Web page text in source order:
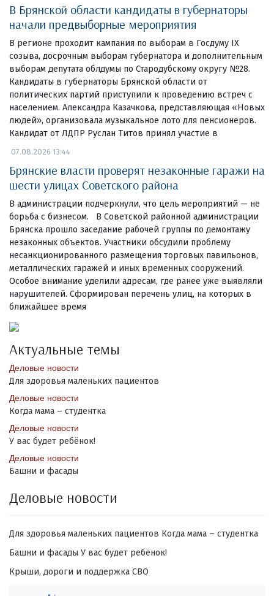
В Брянской области кандидаты в губернаторы
начали предвыборные мероприятия
В регионе проходит кампания по выборам в Госдуму IX
созыва, досрочным выборам губернатора и дополнительным
выборам депутата облдумы по Стародубскому округу №28.
Кандидаты в губернаторы Брянской области от
политических партий приступили к проведению встреч с
населением. Александра Казачкова, представляющая «Новых
людей», организовала музыкальное лото для пенсионеров.
Кандидат от ЛДПР Руслан Титов принял участие в
07.08.2026 13:44
Брянские власти проверят незаконные гаражи на
шести улицах Советского района
В администрации подчеркнули, что цель мероприятий — не
борьба с бизнесом. В Советской районной администрации
Брянска прошло заседание рабочей группы по демонтажу
незаконных объектов. Участники обсудили проблему
несанкционированного размещения торговых павильонов,
металлических гаражей и иных временных сооружений.
Особое внимание уделили адресам, где ранее уже выявляли
нарушителей. Сформирован перечень улиц, на которых в
ближайшее время
Актуальные темы
Деловые новости
Для здоровья маленьких пациентов
Деловые новости
Когда мама – студентка
Деловые новости
У вас будет ребёнок!
Деловые новости
Башни и фасады
Деловые новости
Для здоровья маленьких пациентов Когда мама – студентка
Башни и фасады У вас будет ребёнок!
Крыши, дороги и поддержка СВО